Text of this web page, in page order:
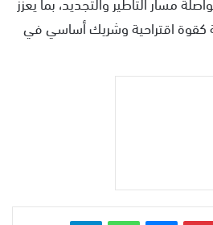
كقوة اقتراحية وشريك أساسي في
بينتيريست واتساب